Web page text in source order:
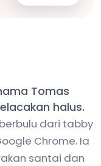
Tomas
halus.
dari tabby
Chrome. Ia
santai dan